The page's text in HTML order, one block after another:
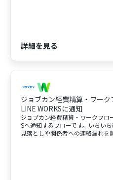
詳細を見る
ジョブカン経費精算・ワー
LINE WORKSに通知
ジョブカン経費精算・ワークフロ
Sへ通知するフローです。いちい
見落としや関係者への連絡漏れを